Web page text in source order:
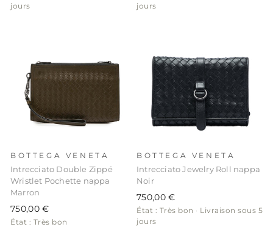
jours
jours
BOTTEGA VENETA
Intrecciato Double Zippé
Wristlet Pochette nappa
Marron
750,00 €
État : Très bon
BOTTEGA VENETA
Intrecciato Jewelry Roll nappa
Noir
750,00 €
État : Très bon · Livraison sous 5
jours